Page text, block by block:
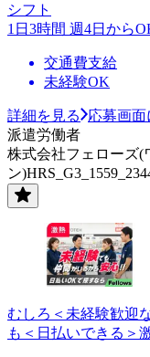
シフト
1日3時間 週4日から
交通費支給
未経験OK
詳細を見る
応募画面
派遣労働者
株式会社フェローズ(
ン
むしろ＜未経験歓迎
も＜日払いできる＞